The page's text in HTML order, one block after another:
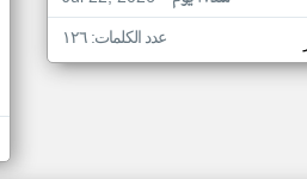
عدد الكلمات: ١٢٦